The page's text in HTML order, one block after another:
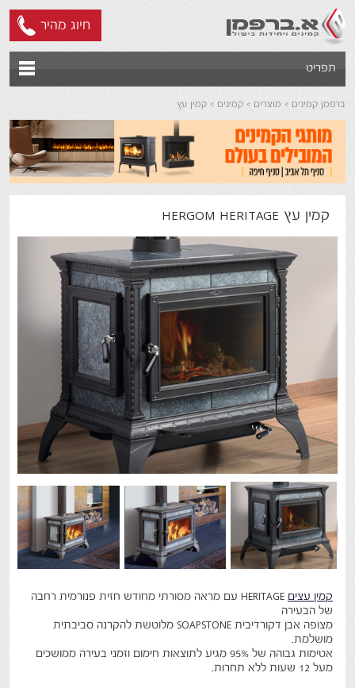
חיוג מהיר
תפריט
ברפמן קמינים מוצרים קמינים קמין עץ
קמין עץ HERGOM HERITAGE
קמין עצים
HERITAGE עם מראה מסורתי מחודש חזית פנורמית רחבה
של הבעירה
מצופה אבן דקורדיבית SOAPSTONE מלוטשת להקרנה סביבתית
מושלמת.
אטימות גבוהה של 95% מגיע לתוצאות חימום וזמני בעירה ממושכים
מעל 12 שעות ללא תחרות.